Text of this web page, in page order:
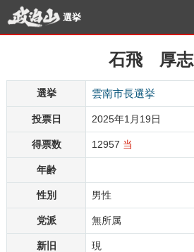
選挙
石飛 厚志
選挙 雲南市長選挙
投票日 2025年1月19日
得票数 12957 当
年齢
性別 男性
党派 無所属
新旧 現